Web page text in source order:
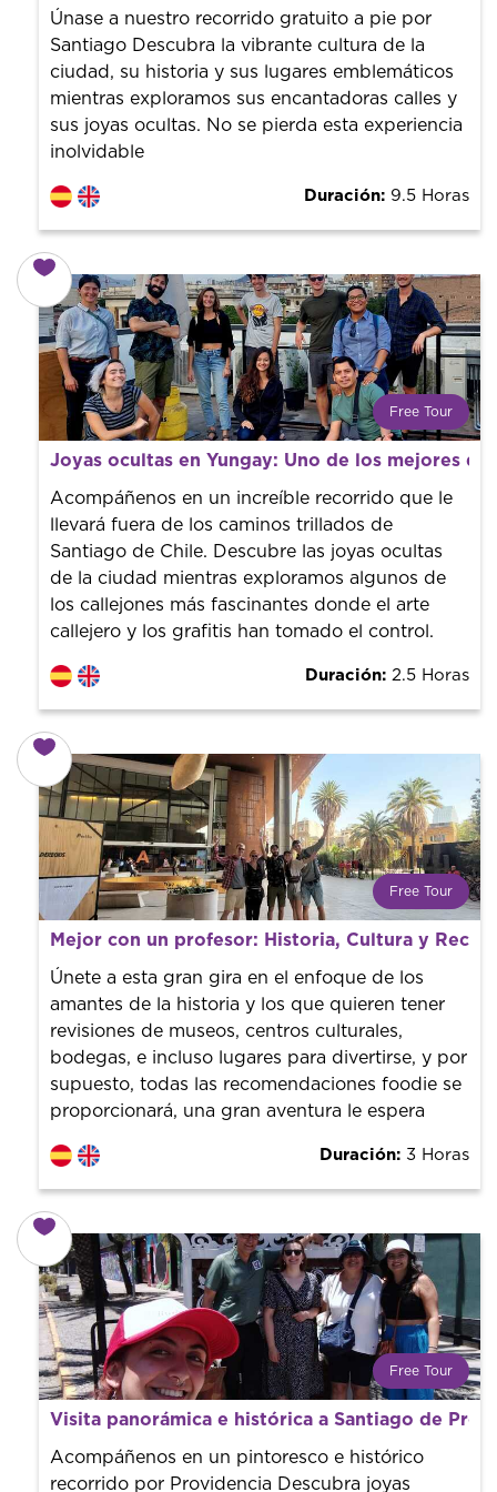
con un guía profesional. ¡El precio es libre! Por lo que al
finalizar la experiencia tú le pones el precio.
Únase a nuestro recorrido gratuito a pie por
Santiago Descubra la vibrante cultura de la
ciudad, su historia y sus lugares emblemáticos
mientras exploramos sus encantadoras calles y
sus joyas ocultas. No se pierda esta experiencia
inolvidable
Duración: 9.5 Horas
Free Tour
¿Qué es un FREE TOUR?
Tendencia mundial en rutas turísticas. Reserva sin coste
con un guía profesional. ¡El precio es libre! Por lo que al
finalizar la experiencia tú le pones el precio.
Joyas ocultas en Yungay: Uno de los mejores
Acompáñenos en un increíble recorrido que le
llevará fuera de los caminos trillados de
Santiago de Chile. Descubre las joyas ocultas
de la ciudad mientras exploramos algunos de
los callejones más fascinantes donde el arte
callejero y los grafitis han tomado el control.
Duración: 2.5 Horas
Free Tour
¿Qué es un FREE TOUR?
Tendencia mundial en rutas turísticas. Reserva sin coste
con un guía profesional. ¡El precio es libre! Por lo que al
finalizar la experiencia tú le pones el precio.
Mejor con un profesor: Historia, Cultura y
Únete a esta gran gira en el enfoque de los
amantes de la historia y los que quieren tener
revisiones de museos, centros culturales,
bodegas, e incluso lugares para divertirse, y por
supuesto, todas las recomendaciones foodie se
proporcionará, una gran aventura le espera
Duración: 3 Horas
Free Tour
¿Qué es un FREE TOUR?
Tendencia mundial en rutas turísticas. Reserva sin coste
con un guía profesional. ¡El precio es libre! Por lo que al
finalizar la experiencia tú le pones el precio.
Visita panorámica e histórica a Santiago de
Acompáñenos en un pintoresco e histórico
recorrido por Providencia Descubra joyas